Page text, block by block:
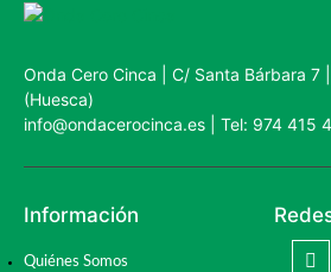
Onda Cero Cinca | C/ Santa Bárbara 7
(Huesca)
info@ondacerocinca.es | Tel: 974 415
Información
Quiénes Somos